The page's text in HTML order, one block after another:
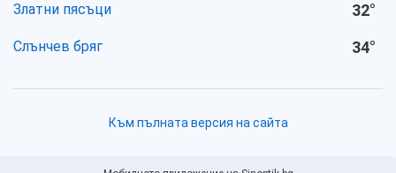
Златни пясъци 32°
Слънчев бряг 34°
Към пълната версия на сайта